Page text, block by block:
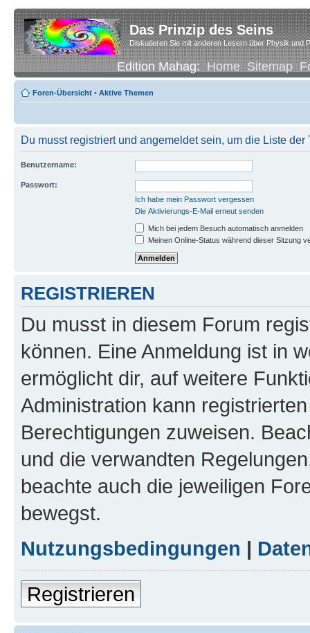
Das Prinzip des Seins
Diskutieren Sie mit anderen Lesern über Physik und
Edition Mahag:Home Sitemap
Foren-Übersicht • Aktive Themen
Du musst registriert und angemeldet sein, um die Liste
Benutzername:
Passwort:
Ich habe mein Passwort vergessen
Die Aktivierungs-E-Mail erneut senden
Mich bei jedem Besuch automatisch anmelden
Meinen Online-Status während dieser Sitzung
REGISTRIEREN
Du musst in diesem Forum
können. Eine Anmeldung ist in
ermöglicht dir, auf weitere
Administration kann
Berechtigungen zuweisen.
und die verwandten
beachte auch die jeweiligen
bewegst.
Nutzungsbedingungen |
Registrieren